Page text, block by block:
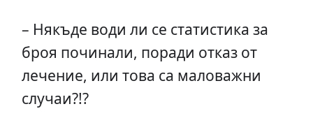
– Някъде води ли се статистика за
броя починали, поради отказ от
лечение, или това са маловажни
случаи?!?